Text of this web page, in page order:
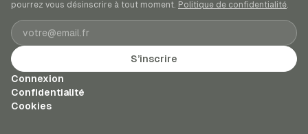
pourrez vous désinscrire à tout moment. Politique de confidentialité.
Adresse e-mail
S’inscrire
Connexion
Confidentialité
Cookies